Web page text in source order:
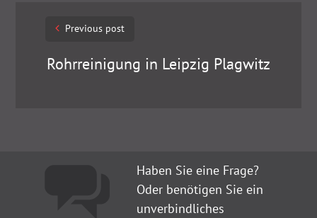
Post
navigation
Previous post
Rohrreinigung in Leipzig Plagwitz
Haben Sie eine Frage?
Oder benötigen Sie ein
unverbindliches